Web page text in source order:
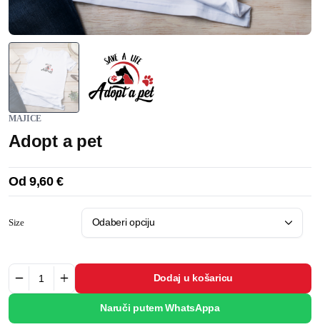
MAJICE
Adopt a pet
Od 9,60€
Size
Dodaj u košaricu
Naruči putem WhatsAppa